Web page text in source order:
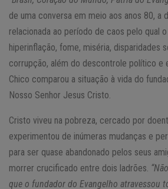
de uma conversa em meio aos anos 80, a
relacionada ao período de caos pelo qual o
hiperinflação, fome, miséria, disparidades
corrupção, além do descontrole político e
Chico comparou a situação à vida do
Nosso Senhor Jesus Cristo.
Cristo viveu na pobreza, cercado por
experimentou de inúmeras mudanças e
para ser quase abandonado pelos seus
morrer crucificado entre dois ladrões.
que o fun­dador do Evan­gelho atra­vessou